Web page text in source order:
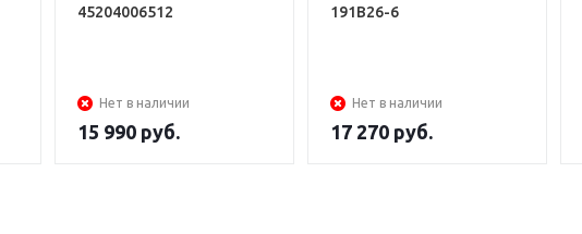
45204006512
Нет в наличии
15 990 руб.
191B26-6
Нет в наличии
17 270 руб.